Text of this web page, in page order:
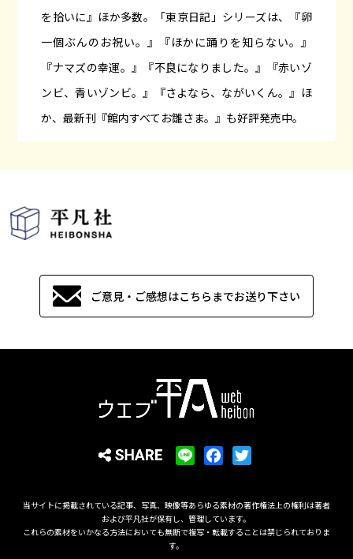
を拾いに』ほか多数。「東京日記」シリーズは、『卵
一個ぶんのお祝い。』『ほかに踊りを知らない。』
『ナマズの幸運。』『不良になりました。』『赤いゾ
ンビ、青いゾンビ。』『さよなら、ながいくん。』ほ
か、最新刊『館内すべてお雛さま。』も好評発売中。
ご意見・ご感想はこちらまでお送り下さい
e
e
b
t
t
当サイトに掲載されている記事、写真、映像等あらゆる素材の著作権法上の権利は著者
および平凡社が保有し、管理しています。
これらの素材をいかなる方法においても無断で複写・転載することは禁じられておりま
す。